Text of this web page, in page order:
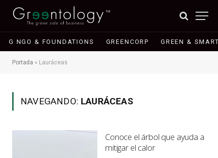
G NGO & FOUNDATIONS GREENCORP GREEN &
Portada » Lauráceas
NAVEGANDO: LAURÁCEAS
Conoce el árbol que ayuda a
mitigar el calor